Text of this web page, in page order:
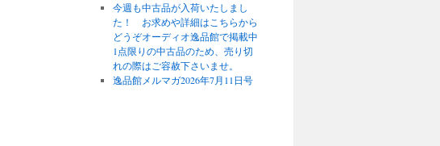
今週も中古品が入荷いたしまし
た！ お求めや詳細はこちらから
どうぞオーディオ逸品館で掲載中
1点限りの中古品のため、売り切
れの際はご容赦下さいませ。
逸品館メルマガ2026年7月11日号